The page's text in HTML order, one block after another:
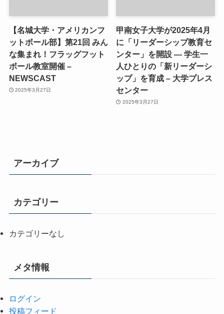
【名城大学・アメリカンフ
ットボール部】第21回 みん
な集まれ！フラッグフット
ボール教室開催 –
NEWSCAST
2025年3月27日
甲南女子大学が2025年4月
に「リーダーシップ教育セ
ンター」を開設 ― 学生一
人ひとりの「新リーダーシ
ップ」を育成 – 大学プレス
センター
2025年3月27日
アーカイブ
カテゴリー
カテゴリーなし
メタ情報
ログイン
投稿フィード